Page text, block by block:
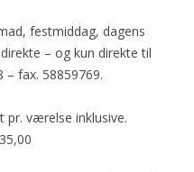
festmiddag, dagens
– og kun direkte til
– fax. 58859769.
pr. værelse inklusive.